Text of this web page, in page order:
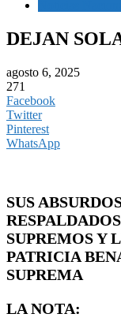
DEJAN
agosto 6, 2025
271
Facebook
Twitter
Pinterest
WhatsApp
SUS
SUPREMOS Y
PATRICIA
SUPREMA
LA NOTA: